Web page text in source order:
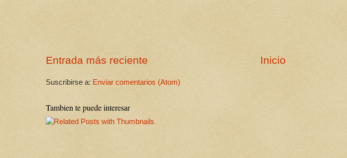
Entrada más reciente Inicio
Suscribirse a: Enviar comentarios (Atom)
Tambien te puede interesar